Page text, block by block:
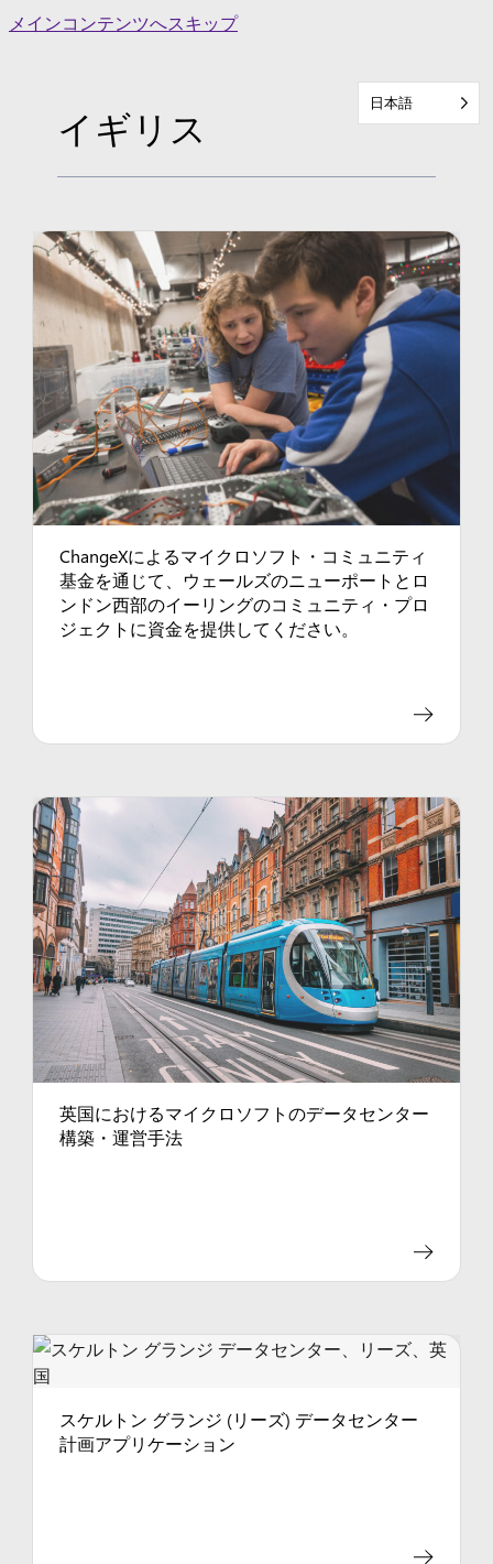
Skip
メインコンテンツへスキップ
日本語
イギリス
ChangeXによるマイクロソフト・コミュニティ
基金を通じて、ウェールズのニューポートとロ
ンドン西部のイーリングのコミュニティ・プロ
ジェクトに資金を提供してください。
英国におけるマイクロソフトのデータセンター
構築・運営手法
スケルトン グランジ (リーズ) データセンター
計画アプリケーション